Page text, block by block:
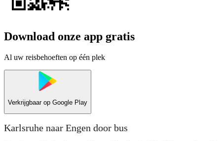
Download onze app gratis
Al uw reisbehoeften op één plek
Verkrijgbaar op Google Play
Karlsruhe naar Engen door bus